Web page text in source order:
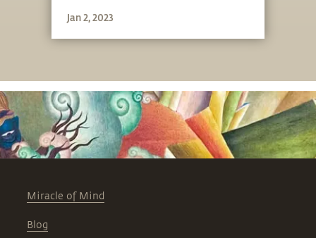
Jan 2, 2023
Miracle of Mind
Blog